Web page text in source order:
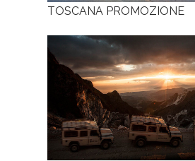
TOSCANA PROMOZIONE